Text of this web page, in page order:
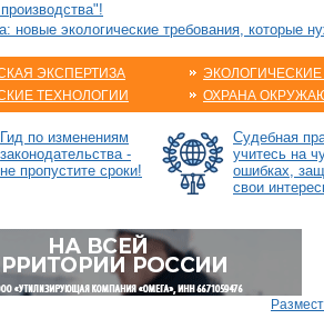
экологические требования, которые
ЭКСПЕРТИЗА
ТЕХНОЛОГИИ
ОХРАНА
Гид по изменениям
законодательства -
не пропустите сроки!
Судебная
учитесь на
ошибках,
свои